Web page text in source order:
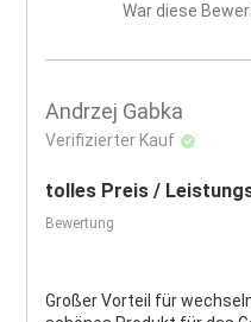
War diese
Andrzej Gabka
Verifizierter Kauf
tolles Preis /
Bewertung
Großer Vorteil für